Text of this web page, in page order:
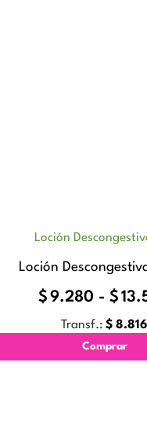
Loción
$ 9.280 - $
Transf.: $ 8.816
Comprar